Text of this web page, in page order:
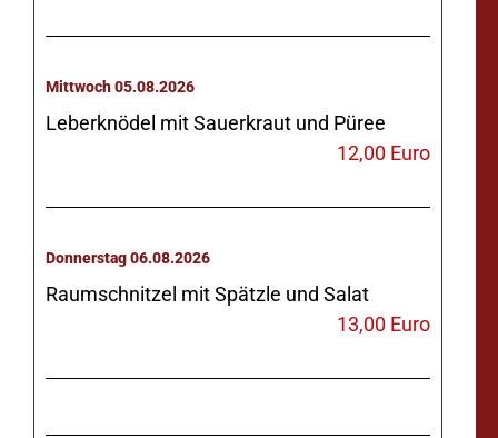
Mittwoch 05.08.2026
Leberknödel mit Sauerkraut und Püree
12,00 Euro
Donnerstag 06.08.2026
Raumschnitzel mit Spätzle und Salat
13,00 Euro